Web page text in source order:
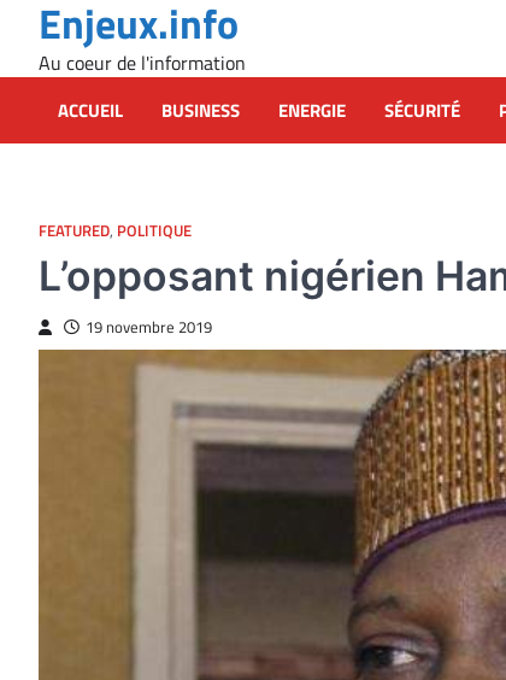
content
Enjeux.info
Au coeur de l'information
ACCUEIL BUSINESS ENERGIE SÉCURITÉ
FEATURED, POLITIQUE
L’opposant nigérien
19 novembre 2019